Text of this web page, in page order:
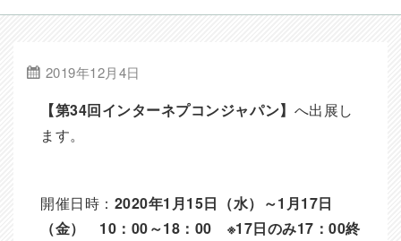
2019年12月4日
【第34回インターネプコンジャパン】 へ出展し
ます。
開催日時： 2020年1月15日（水）～1月17日
（金） 10：00～18：00 ※17日のみ17：00終